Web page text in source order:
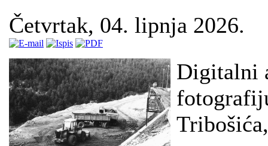
Četvrtak, 04. lipnja 2026.
Digitalni